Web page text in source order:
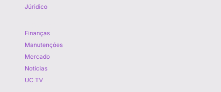
Júridico
Finanças
Manutenções
Mercado
Notícias
UC TV